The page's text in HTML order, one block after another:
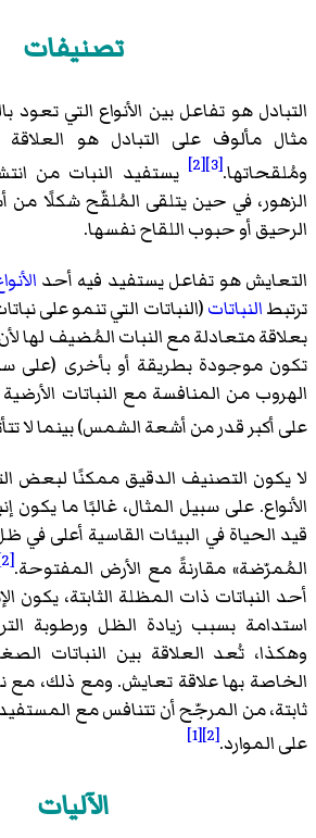
تصنيفات
التبادل هو تفاعل بين الأنواع التي تعود
مثال مألوف على التبادل هو العلاقة
ومُلقحاتها.[3]
[2]
يستفيد النبات من
الزهور، في حين يتلقى المُلقّح شكلًا من
الرحيق أو حبوب اللقاح نفسها.
التعايش هو تفاعل يستفيد فيه أحد
ترتبطالنباتات(النباتات التي تنمو على
بعلاقة متعادلة مع النبات المُضيف لها لأن
تكون موجودة بطريقة أو بأخرى (على
الهروب من المنافسة مع النباتات
على أكبر قدر من أشعة الشمس) بينما لا
لا يكون التصنيف الدقيق ممكنًا لبعض
الأنواع. على سبيل المثال، غالبًا ما يكون
قيد الحياة في البيئات القاسية أعلى في
المُمرّضة» مقارنةً مع الأرض المفتوحة.[2]
أحد النباتات ذات المظلة الثابتة، يكون
استدامة بسبب زيادة الظل ورطوبة
وهكذا، تُعد العلاقة بين النباتات
الخاصة بها علاقة تعايش. ومع ذلك، مع
ثابتة، من المرجّح أن تتنافس مع
على الموارد.[2]
[1]
الآليات